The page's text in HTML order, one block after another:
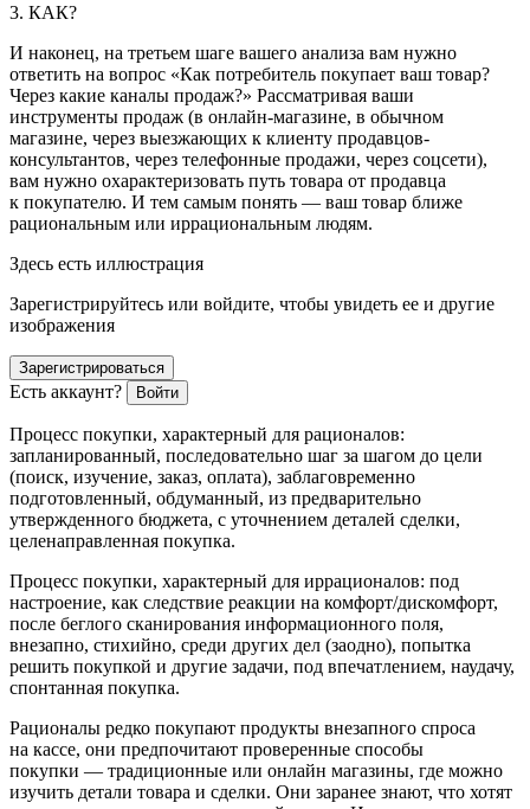
3. КАК?
И наконец, на третьем шаге вашего анализа вам нужно
ответить на вопрос «Как потребитель покупает ваш товар?
Через какие каналы продаж?» Рассматривая ваши
инструменты продаж (в онлайн-магазине, в обычном
магазине, через выезжающих к клиенту продавцов-
консультантов, через телефонные продажи, через соцсети),
вам нужно охарактеризовать путь товара от продавца
к покупателю. И тем самым понять — ваш товар ближе
рациональным или иррациональным людям.
Здесь есть иллюстрация
Зарегистрируйтесь или войдите, чтобы увидеть ее и другие
изображения
Зарегистрироваться
Есть аккаунт? Войти
Процесс покупки, характерный для рационалов:
запланированный, последовательно шаг за шагом до цели
(поиск, изучение, заказ, оплата), заблаговременно
подготовленный, обдуманный, из предварительно
утвержденного бюджета, с уточнением деталей сделки,
целенаправленная покупка.
Процесс покупки, характерный для иррационалов: под
настроение, как следствие реакции на комфорт/дискомфорт,
после беглого сканирования информационного поля,
внезапно, стихийно, среди других дел (заодно), попытка
решить покупкой и другие задачи, под впечатлением, наудачу,
спонтанная покупка.
Рационалы редко покупают продукты внезапного спроса
на кассе, они предпочитают проверенные способы
покупки — традиционные или онлайн магазины, где можно
изучить детали товара и сделки. Они заранее знают, что хотят